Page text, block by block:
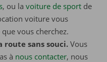
, ou la voiture de sport de
voiture vous
vous cherchez.
route sans souci. Vous
à nous contacter, nous